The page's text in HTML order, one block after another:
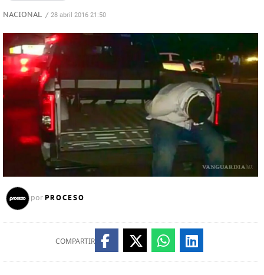
NACIONAL / 28 abril 2016 21:50
por PROCESO
COMPARTIR